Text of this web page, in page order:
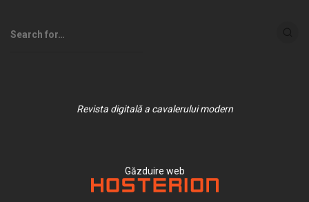
Revista digitală a cavalerului modern
Găzduire web